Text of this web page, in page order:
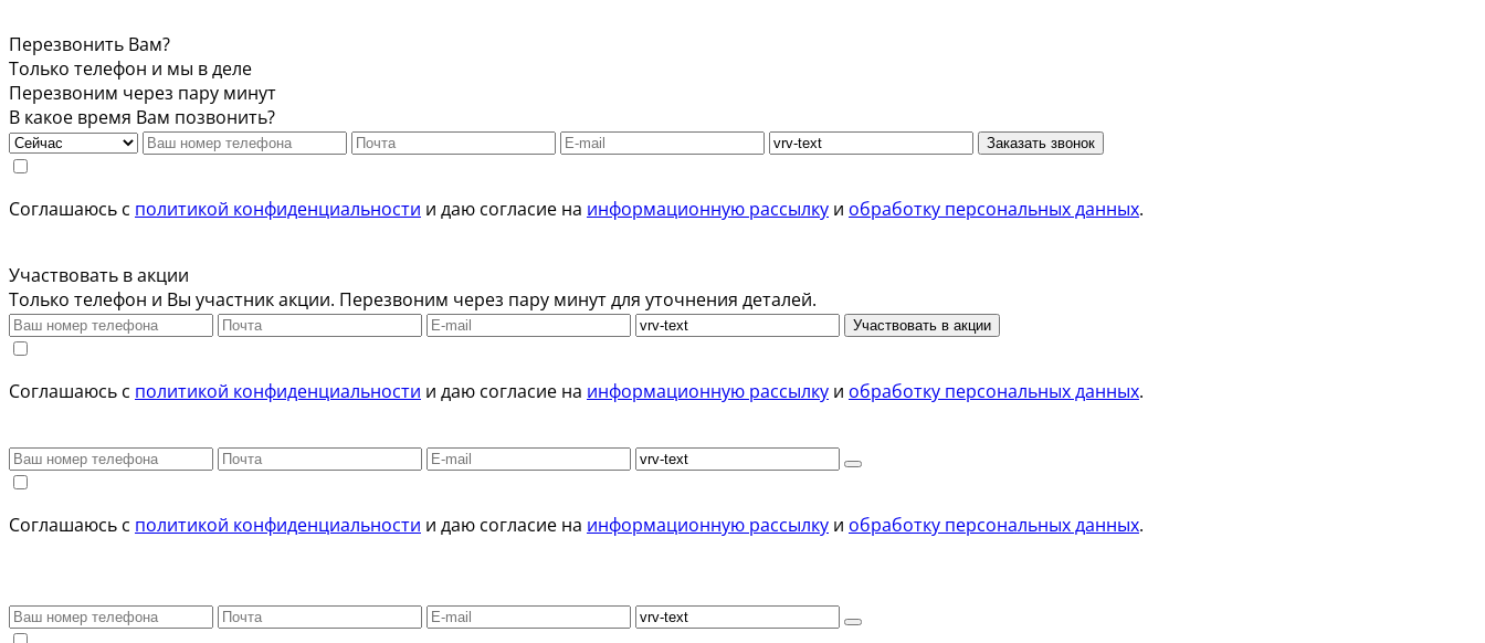
Перезвонить Вам?
Только телефон и мы в деле
Перезвоним через пару минут
В какое время Вам позвонить?
Заказать звонок
Соглашаюсь с политикой конфиденциальности и даю согласие на информационную рассылку и обработку персональных данных.
Участвовать в акции
Только телефон и Вы участник акции. Перезвоним через пару минут для уточнения деталей.
Участвовать в акции
Соглашаюсь с политикой конфиденциальности и даю согласие на информационную рассылку и обработку персональных данных.
Соглашаюсь с политикой конфиденциальности и даю согласие на информационную рассылку и обработку персональных данных.